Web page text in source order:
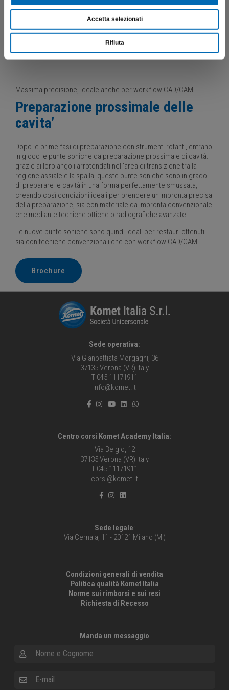
Accetta selezionati
Rifiuta
Massima precisione, ideale anche per workflow CAD/CAM
Preparazione prossimale delle
cavita’
Dopo le prime fasi di preparazione con strumenti rotanti, entrano
in gioco le punte soniche da preparazione prossimale di cavità:
grazie ai loro angoli arrotondati nell'area di transizione tra la
regione assiale e la spalla, queste punte soniche sono in grado
di preparare le cavità in una forma perfettamente smussata,
creando così condizioni ideali per prendere un'impronta precisa
della preparazione, sia con materiale da impronta convenzionale
che mediante tecniche ottiche o radiografiche avanzate.
Le nuove punte soniche sono quindi ideali per restauri ottenuti
sia con tecniche convenzionali che con workflow CAD/CAM.
Brochure
Sede operativa:
Via Gianbattista Morgagni, 36
37135 Verona (VR) Italy
T 045 11171911
info@komet.it
Centro corsi Komet Academy Italia:
Via Belgio, 12
37135 Verona (VR) Italy
T 045 11171911
corsi@komet.it
Sede legale:
Via Cernaia, 11 - 20121 Milano (MI)
Condizioni generali di vendita
Politica qualità Komet Italia
Norme sui rimborsi e sui resi
Richiesta di Recesso
Manda un messaggio